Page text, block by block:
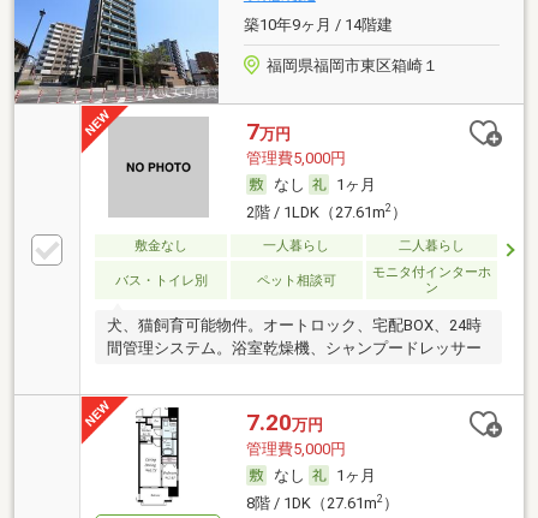
築10年9ヶ月 / 14階建
福岡県福岡市東区箱崎１
7万円
管理費5,000円
なし
1ヶ月
2階 / 1LDK（27.61m2）
敷金なし 一人暮らし 二人暮らし
バス・トイレ別 ペット相談可
モニタ付インターホ
ン
犬、猫飼育可能物件。オートロック、宅配BOX、24時
間管理システム。浴室乾燥機、シャンプードレッサー
7.20万円
管理費5,000円
なし
1ヶ月
8階 / 1DK（27.61m2）